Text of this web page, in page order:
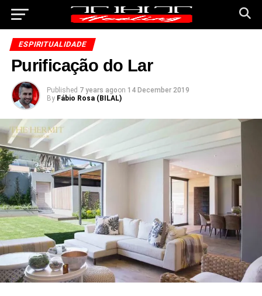
ESPIRITUALIDADE
Purificação do Lar
Published 7 years agoon 14 December 2019
By Fábio Rosa (BILAL)